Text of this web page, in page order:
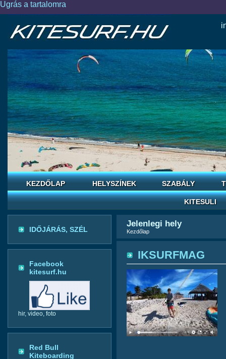
Ugrás a tartalomra
KEZDŐLAP HELYSZÍNEK SZABÁLY
KITESULI
IDŐJÁRÁS, SZÉL
Facebook
kitesurf.hu
hir, video, foto
Red Bull
Kiteboarding
Jelenlegi hely
Kezdőlap
IKSURFMAG